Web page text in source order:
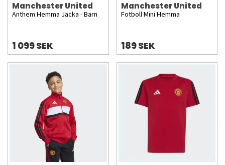
Manchester United
Anthem Hemma Jacka - Barn
1 099 SEK
Manchester United
Fotboll Mini Hemma
189 SEK